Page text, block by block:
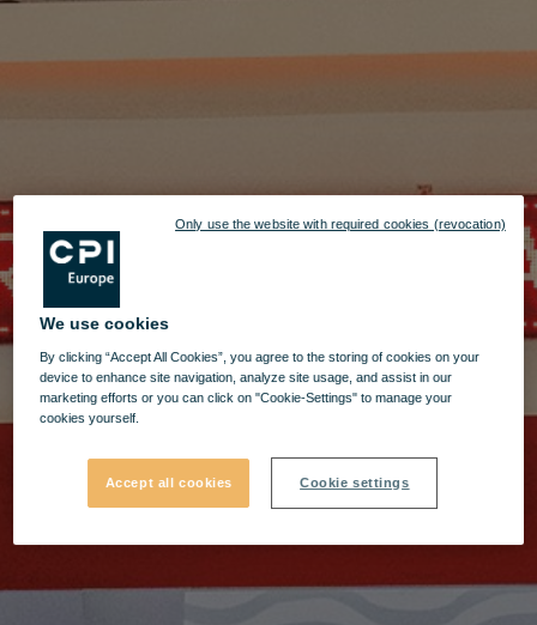
We use cookies
By clicking “Accept All Cookies”, you agree to the storing of cookies on your
device to enhance site navigation, analyze site usage, and assist in our
marketing efforts or you can click on "Cookie-Settings" to manage your
cookies yourself.
Accept all cookies Cookie settings
Only use the website with required cookies (revocation)